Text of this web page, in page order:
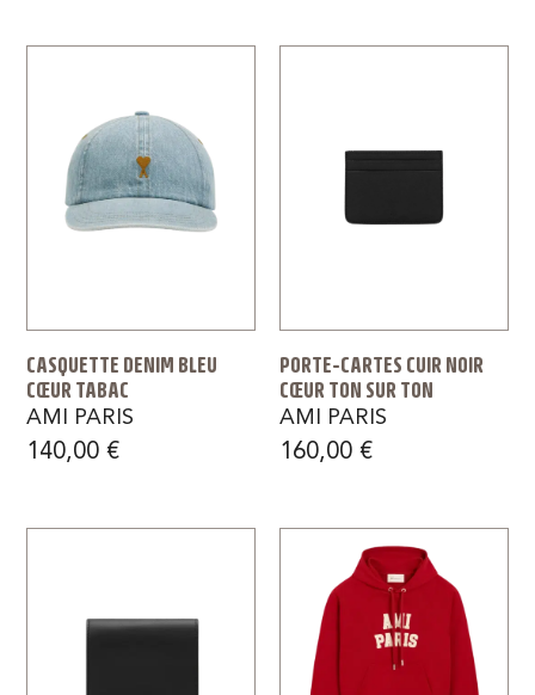
CASQUETTE DENIM BLEU
CŒUR TABAC
AMI PARIS
140,00€
PORTE-CARTES CUIR NOIR
CŒUR TON SUR TON
AMI PARIS
160,00 €